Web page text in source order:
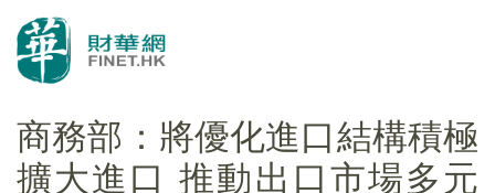
商務部：將優化進口結構積極
擴大進口 推動出口市場多元